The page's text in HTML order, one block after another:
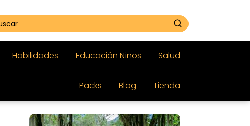
Habilidades Educación Niños Salud
Packs Blog Tienda